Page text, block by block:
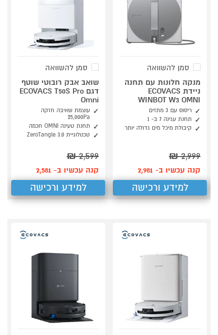
סמן להשוואה
מנקה חלונות עם תחנה
ניידת ECOVACS
WINBOT W3 OMNI
ריסוס עם 3 מתזים
תחנת עגינה 7 ב- 1
קיבולת מיכל מים גדולה יותר
2,999
₪
קנה עכשיו ב- 2,981
למידע ורכישה
סמן להשוואה
שואב אבק רובוטי שוטף
דגם ECOVACS T50S Pro
Omni
עוצמת שאיבה חזקה
25,000Pa
תחנת טעינה OMNI חכמה
טכנולוגיית ZeroTangle 3.0
2,599
₪
קנה עכשיו ב- 2,581
למידע ורכישה